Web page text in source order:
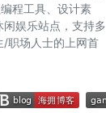
程工具、设计素
娱乐站点，支持多
/职场人士的上网首